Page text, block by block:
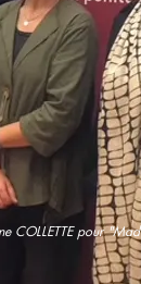
COLLETTE pour